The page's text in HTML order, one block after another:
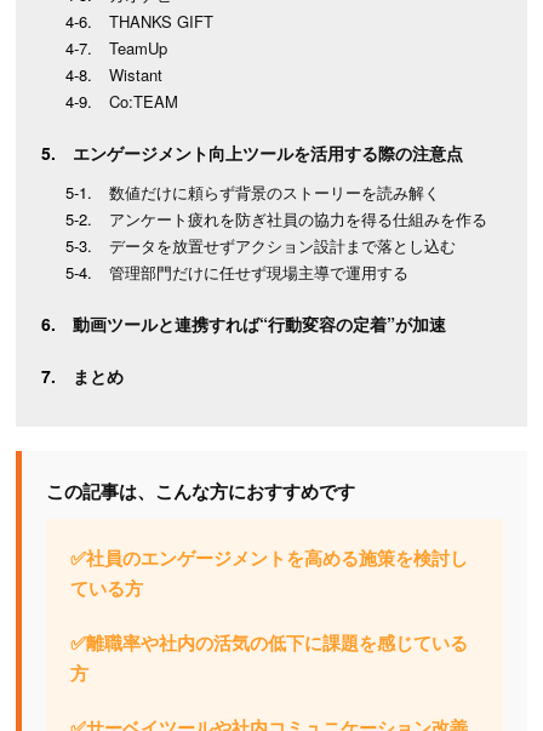
THANKS GIFT
TeamUp
Wistant
Co:TEAM
エンゲージメント向上ツールを活用する際の注意点
数値だけに頼らず背景のストーリーを読み解く
アンケート疲れを防ぎ社員の協力を得る仕組みを作る
データを放置せずアクション設計まで落とし込む
管理部門だけに任せず現場主導で運用する
動画ツールと連携すれば“行動変容の定着”が加速
まとめ
この記事は、こんな方におすすめです
✅社員のエンゲージメントを高める施策を検討し
ている方
✅離職率や社内の活気の低下に課題を感じている
方